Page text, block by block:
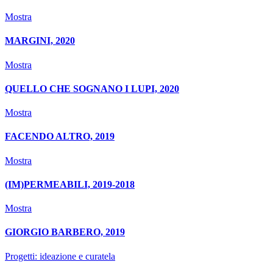
Mostra
MARGINI, 2020
Mostra
QUELLO CHE SOGNANO I LUPI, 2020
Mostra
FACENDO ALTRO, 2019
Mostra
(IM)PERMEABILI, 2019-2018
Mostra
GIORGIO BARBERO, 2019
Progetti: ideazione e curatela